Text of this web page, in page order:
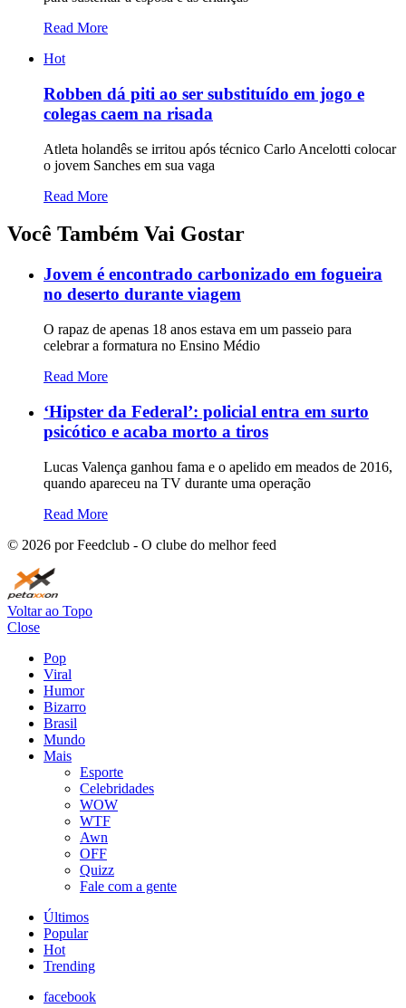
Read More
Hot
Robben dá piti ao ser substituído em jogo e
colegas caem na risada
Atleta holandês se irritou após técnico Carlo Ancelotti colocar
o jovem Sanches em sua vaga
Read More
Você Também Vai Gostar
Jovem é encontrado carbonizado em fogueira
no deserto durante viagem
O rapaz de apenas 18 anos estava em um passeio para
celebrar a formatura no Ensino Médio
Read More
‘Hipster da Federal’: policial entra em surto
psicótico e acaba morto a tiros
Lucas Valença ganhou fama e o apelido em meados de 2016,
quando apareceu na TV durante uma operação
Read More
© 2026 por Feedclub - O clube do melhor feed
Voltar ao Topo
Close
Pop
Viral
Humor
Bizarro
Brasil
Mundo
Mais
Esporte
Celebridades
WOW
WTF
Awn
OFF
Quizz
Fale com a gente
Últimos
Popular
Hot
Trending
facebook